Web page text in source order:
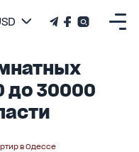
до 30000
в Одессе